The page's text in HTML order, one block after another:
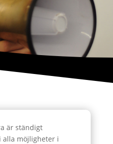
är ständigt
alla möjligheter i